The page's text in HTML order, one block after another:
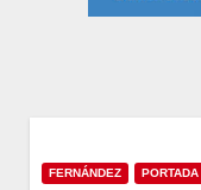
FERNÁNDEZ PORTADA